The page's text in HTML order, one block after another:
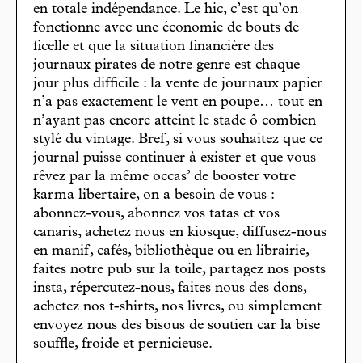
en totale indépendance. Le hic, c’est qu’on
fonctionne avec une économie de bouts de
ficelle et que la situation financière des
journaux pirates de notre genre est chaque
jour plus difficile : la vente de journaux papier
n’a pas exactement le vent en poupe… tout en
n’ayant pas encore atteint le stade ô combien
stylé du vintage. Bref, si vous souhaitez que ce
journal puisse continuer à exister et que vous
rêvez par la même occas’ de booster votre
karma libertaire, on a besoin de vous :
abonnez-vous, abonnez vos tatas et vos
canaris, achetez nous en kiosque, diffusez-nous
en manif, cafés, bibliothèque ou en librairie,
faites notre pub sur la toile, partagez nos posts
insta, répercutez-nous, faites nous des dons,
achetez nos t-shirts, nos livres, ou simplement
envoyez nous des bisous de soutien car la bise
souffle, froide et pernicieuse.